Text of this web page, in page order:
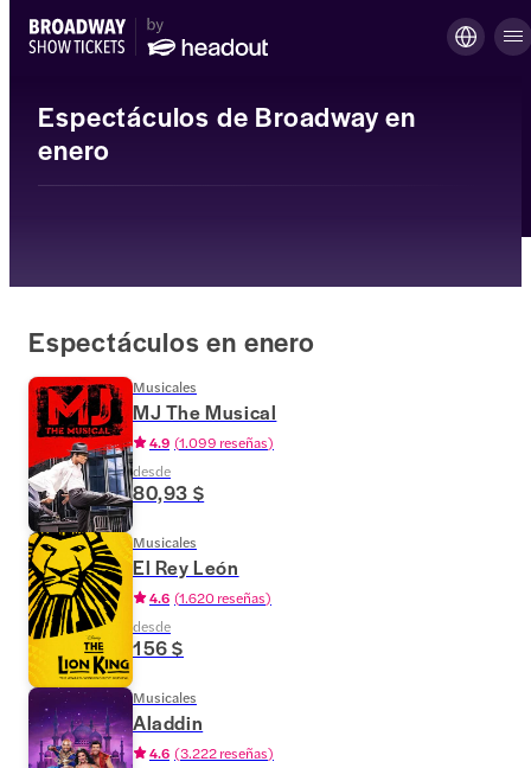
Espectáculos de Broadway en
enero
Espectáculos en enero
Musicales
MJ The Musical
4.9 (1.099 reseñas)
desde
80,93 $
Musicales
El Rey León
4.6 (1.620 reseñas)
desde
156 $
Musicales
Aladdin
4.6 (3.222 reseñas)